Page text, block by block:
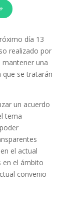
día 13
realizado por
mantener una
que se tratarán
un acuerdo
tema
el actual
en el ámbito
convenio